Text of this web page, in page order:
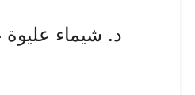
د. شيماء عليوة